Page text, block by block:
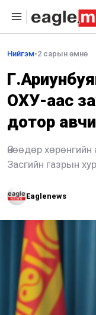
Нийгэм•2 сарын өмнө
ОХУ-аас
дотор
Өнөөдөр
Засгийн газрын
Eaglenews